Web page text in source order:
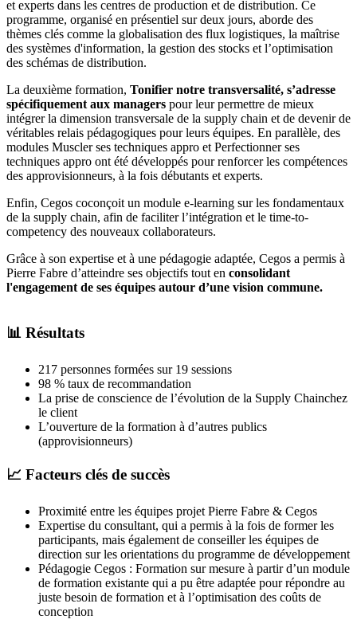
et experts dans les centres de production et de distribution. Ce
programme, organisé en présentiel sur deux jours, aborde des
thèmes clés comme la globalisation des flux logistiques, la maîtrise
des systèmes d'information, la gestion des stocks et l’optimisation
des schémas de distribution.
La deuxième formation, Tonifier notre transversalité, s’adresse
spécifiquement aux managers pour leur permettre de mieux
intégrer la dimension transversale de la supply chain et de devenir de
véritables relais pédagogiques pour leurs équipes. En parallèle, des
modules Muscler ses techniques appro et Perfectionner ses
techniques appro ont été développés pour renforcer les compétences
des approvisionneurs, à la fois débutants et experts.
Enfin, Cegos coconçoit un module e-learning sur les fondamentaux
de la supply chain, afin de faciliter l’intégration et le time-to-
competency des nouveaux collaborateurs.
Grâce à son expertise et à une pédagogie adaptée, Cegos a permis à
Pierre Fabre d’atteindre ses objectifs tout en consolidant
l'engagement de ses équipes autour d’une vision commune.
📊 Résultats
217 personnes formées sur 19 sessions
98 % taux de recommandation
La prise de conscience de l’évolution de la Supply Chainchez
le client
L’ouverture de la formation à d’autres publics
(approvisionneurs)
📈 Facteurs clés de succès
Proximité entre les équipes projet Pierre Fabre & Cegos
Expertise du consultant, qui a permis à la fois de former les
participants, mais également de conseiller les équipes de
direction sur les orientations du programme de développement
Pédagogie Cegos : Formation sur mesure à partir d’un module
de formation existante qui a pu être adaptée pour répondre au
juste besoin de formation et à l’optimisation des coûts de
conception